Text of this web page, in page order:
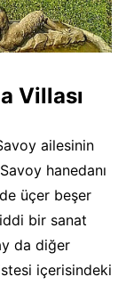
Villası
ailesinin
hanedanı
üçer beşer
bir sanat
da diğer
içerisindeki